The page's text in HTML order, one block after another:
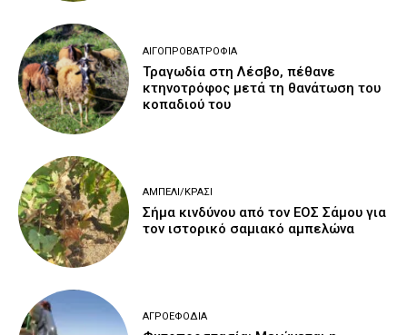
ΑΙΓΟΠΡΟΒΑΤΡΟΦΊΑ
Τραγωδία στη Λέσβο, πέθανε
κτηνοτρόφος μετά τη θανάτωση του
κοπαδιού του
ΑΜΠΈΛΙ/ΚΡΑΣΊ
Σήμα κινδύνου από τον ΕΟΣ Σάμου για
τον ιστορικό σαμιακό αμπελώνα
ΑΓΡΟΕΦΌΔΙΑ